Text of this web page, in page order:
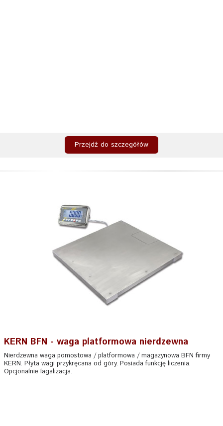
...
Przejdź do szczegółów
KERN BFN - waga platformowa nierdzewna
Nierdzewna waga pomostowa / platformowa / magazynowa BFN firmy
KERN. Płyta wagi przykręcana od góry. Posiada funkcję liczenia.
Opcjonalnie lagalizacja.